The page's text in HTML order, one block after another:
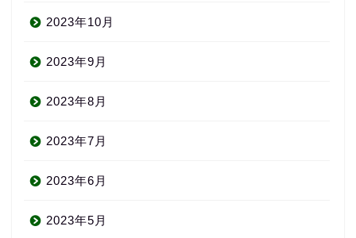
2023年10月
2023年9月
2023年8月
2023年7月
2023年6月
2023年5月